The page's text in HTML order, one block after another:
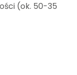
(ok. 50-35